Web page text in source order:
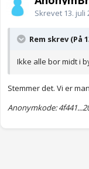
Skrevet 13. juli
Rem skrev (På
Ikke alle bor midt i
Stemmer det. Vi er
Anonymkode: